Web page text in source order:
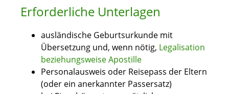
Erforderliche Unterlagen
ausländische Geburtsurkunde mit
Übersetzung und, wenn nötig, Legalisation
beziehungsweise Apostille
Personalausweis oder Reisepass der Eltern
(oder ein anerkannter Passersatz)